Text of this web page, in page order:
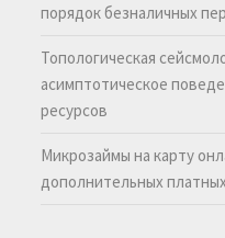
порядок безналичных
Топологическая
асимптотическое
ресурсов
Микрозаймы на карту
дополнительных